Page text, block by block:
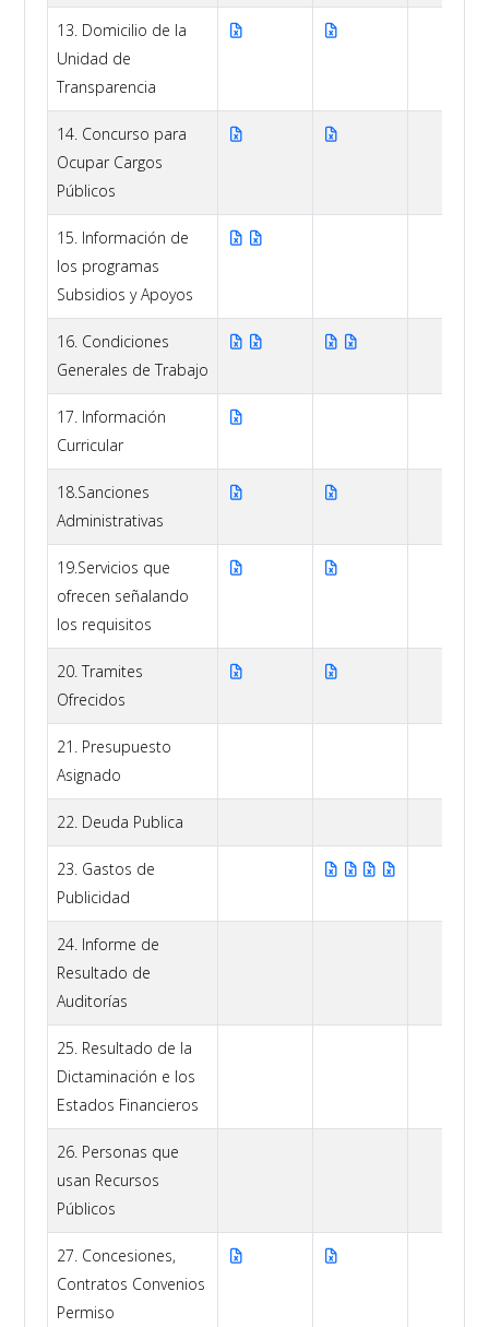
13. Domicilio de la
Unidad de
Transparencia
14. Concurso para
Ocupar Cargos
Públicos
15. Información de
los programas
Subsidios y Apoyos
16. Condiciones
Generales de Trabajo
17. Información
Curricular
18.Sanciones
Administrativas
19.Servicios que
ofrecen señalando
los requisitos
20. Tramites
Ofrecidos
21. Presupuesto
Asignado
22. Deuda Publica
23. Gastos de
Publicidad
24. Informe de
Resultado de
Auditorías
25. Resultado de la
Dictaminación e los
Estados Financieros
26. Personas que
usan Recursos
Públicos
27. Concesiones,
Contratos Convenios
Permiso